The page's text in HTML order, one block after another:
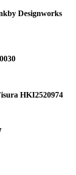
by Designworks
HKI2520974